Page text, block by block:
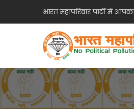
भारत महापरिवार पार्टी में